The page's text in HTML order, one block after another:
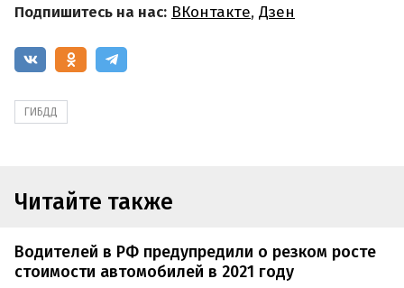
Подпишитесь на нас: ВКонтакте, Дзен
ГИБДД
Читайте также
Водителей в РФ предупредили о резком росте
стоимости автомобилей в 2021 году